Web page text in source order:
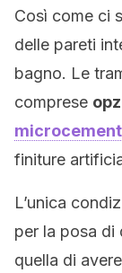
Così come ci
delle pareti
bagno. Le
comprese
finiture
L’unica
per la posa di
quella di